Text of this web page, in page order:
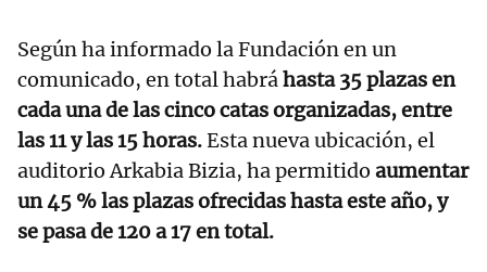
Según ha informado la Fundación en un
comunicado, en total habráhasta 35 plazas en
cada una de las cinco catas organizadas, entre
las 11 y las 15 horas.Esta nueva ubicación, el
auditorio Arkabia Bizia, ha permitido aumentar
un 45 % las plazas ofrecidas hasta este año, y
se pasa de 120 a 17 en total.